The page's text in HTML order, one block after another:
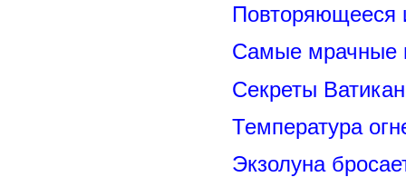
Повторяющееся
Самые мрачные
Секреты
Температура
Экзолуна